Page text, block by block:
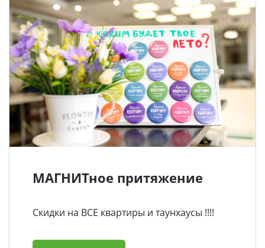
МАГНИТное притяжение
Скидки на ВСЕ квартиры и таунхаусы !!!!